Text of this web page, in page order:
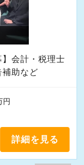
】会計・税理士
助など
円
詳細を見る